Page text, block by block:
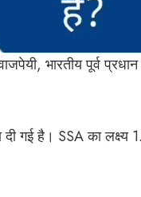
भारतीय पूर्व
गई है। SSA का लक्ष्य